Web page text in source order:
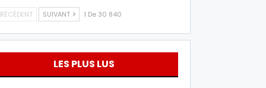
SUIVANT 1 De 30 840
LES PLUS LUS